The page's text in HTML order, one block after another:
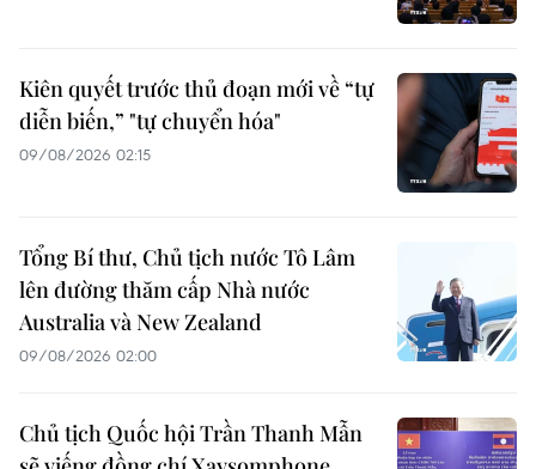
Kiên quyết trước thủ đoạn mới về “tự
diễn biến,” "tự chuyển hóa"
09/08/2026 02:15
Tổng Bí thư, Chủ tịch nước Tô Lâm
lên đường thăm cấp Nhà nước
Australia và New Zealand
09/08/2026 02:00
Chủ tịch Quốc hội Trần Thanh Mẫn